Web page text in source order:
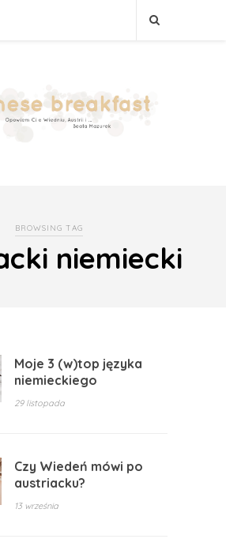
BROWSING TAG
niemiecki
Moje 3 (w)top języka
niemieckiego
29 listopada
Czy Wiedeń mówi po
austriacku?
13 września